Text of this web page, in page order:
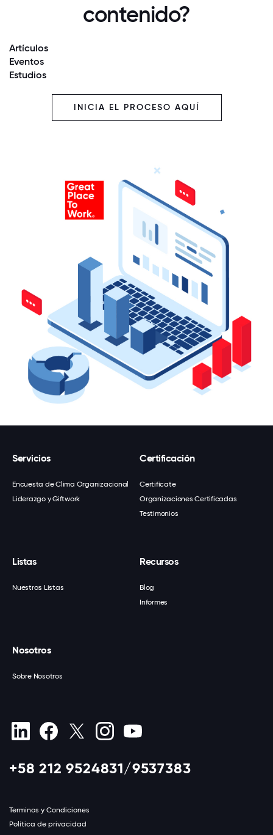
contenido?
Artículos
Eventos
Estudios
INICIA EL PROCESO AQUÍ
Servicios
Encuesta de Clima Organizacional
Liderazgo y Giftwork
Certificación
Certifícate
Organizaciones Certificadas
Testimonios
Listas
Nuestras Listas
Recursos
Blog
Informes
Nosotros
Sobre Nosotros
+58 212 9524831/9537383
Terminos y Condiciones
Política de privacidad